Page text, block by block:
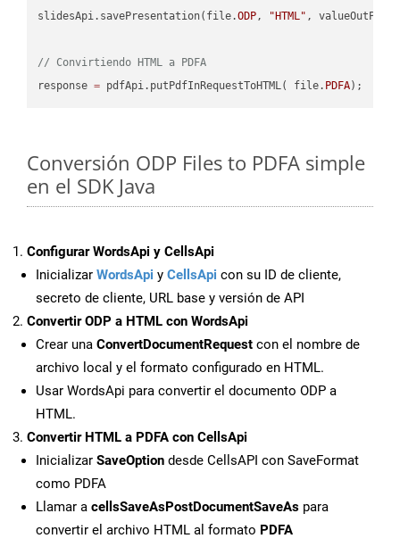
slidesApi.savePresentation(file.ODP, "HTML" ,
// Convirtiendo HTML a PDFA
response = pdfApi.putPdfInRequestToHTML( file. PDFA
Conversión ODP Files to PDFA simple
en el SDK Java
Configurar WordsApi y CellsApi
Inicializar WordsApi y CellsApi con su ID de cliente,
secreto de cliente, URL base y versión de API
Convertir ODP a HTML con WordsApi
Crear una ConvertDocumentRequest con el nombre de
archivo local y el formato configurado en HTML.
Usar WordsApi para convertir el documento ODP a
HTML.
Convertir HTML a PDFA con CellsApi
Inicializar SaveOption desde CellsAPI con SaveFormat
como PDFA
Llamar a cellsSaveAsPostDocumentSaveAs para
convertir el archivo HTML al formato PDFA